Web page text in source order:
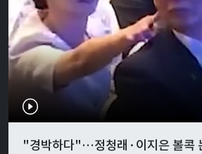
"경박하다"…정청래·이지은 볼콕